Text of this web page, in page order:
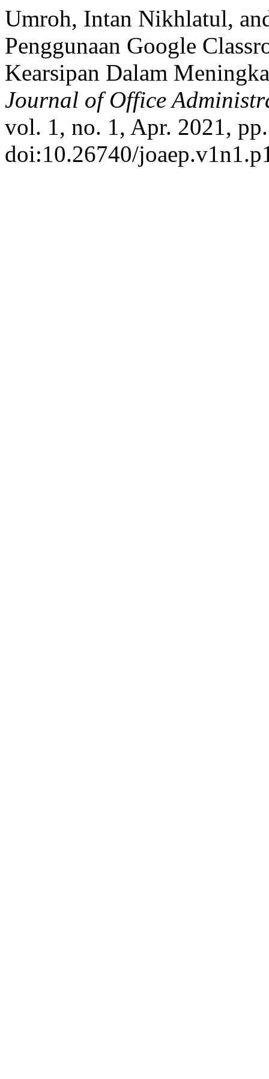
Umroh, Intan Nikhlatul,
Penggunaan Google
Kearsipan Dalam
Journal of Office
vol. 1, no. 1, Apr. 2021,
doi:10.26740/